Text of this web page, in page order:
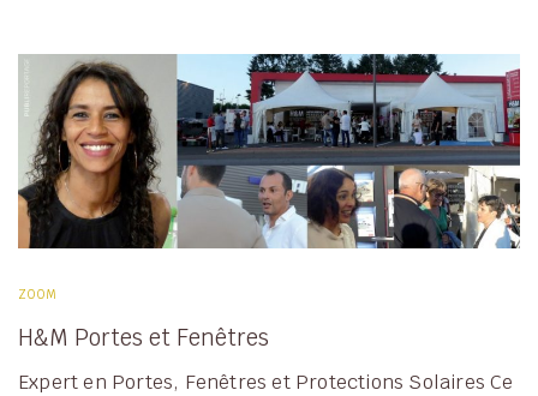
ZOOM
H&M Portes et Fenêtres
Expert en Portes, Fenêtres et Protections Solaires Ce